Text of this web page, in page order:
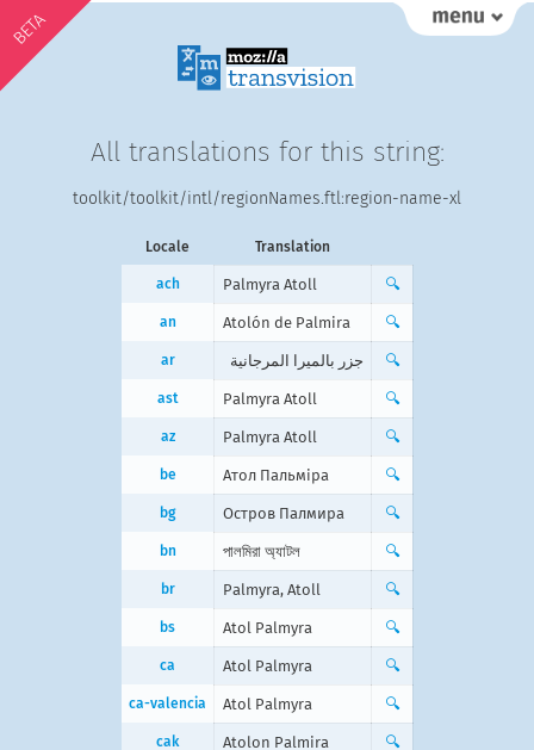
BETA
All translations for this string:
toolkit/toolkit/intl/regionNames.ftl:region-name-xl
Locale Translation
ach Palmyra Atoll 🔍
an Atolón de Palmira 🔍
ar جزر بالميرا المرجانية 🔍
ast Palmyra Atoll 🔍
az Palmyra Atoll 🔍
be Атол Пальміра 🔍
bg Остров Палмира 🔍
bn পালমিরা অ্যাটল 🔍
br Palmyra, Atoll 🔍
bs Atol Palmyra 🔍
ca Atol Palmyra 🔍
ca-valencia Atol Palmyra 🔍
cak Atolon Palmira 🔍